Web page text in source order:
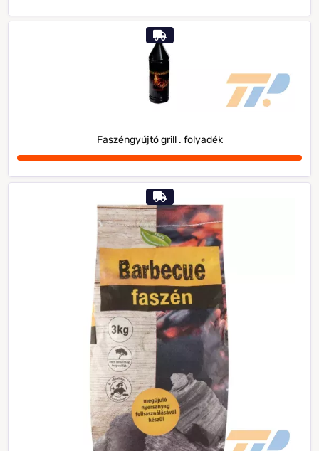
Faszéngyújtó grill . folyadék